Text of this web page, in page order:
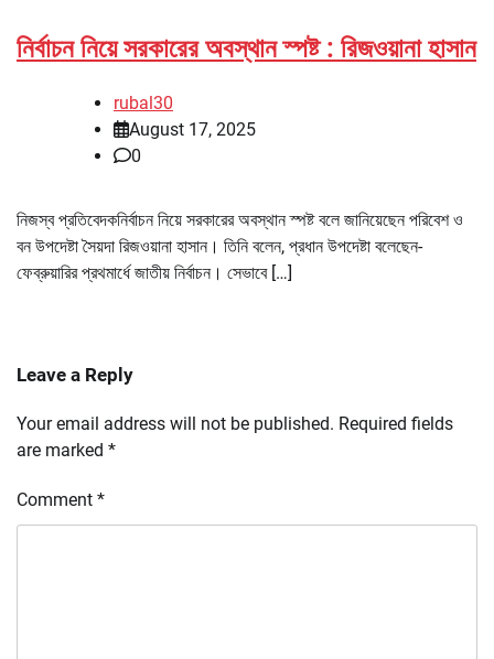
নির্বাচন নিয়ে সরকারের অবস্থান স্পষ্ট : রিজওয়ানা হাসান
rubal30
August 17, 2025
0
নিজস্ব প্রতিবেদকনির্বাচন নিয়ে সরকারের অবস্থান স্পষ্ট বলে জানিয়েছেন পরিবেশ ও
বন উপদেষ্টা সৈয়দা রিজওয়ানা হাসান। তিনি বলেন, প্রধান উপদেষ্টা বলেছেন-
ফেব্রুয়ারির প্রথমার্ধে জাতীয় নির্বাচন। সেভাবে […]
Leave a Reply
Your email address will not be published. Required fields
are marked *
Comment *